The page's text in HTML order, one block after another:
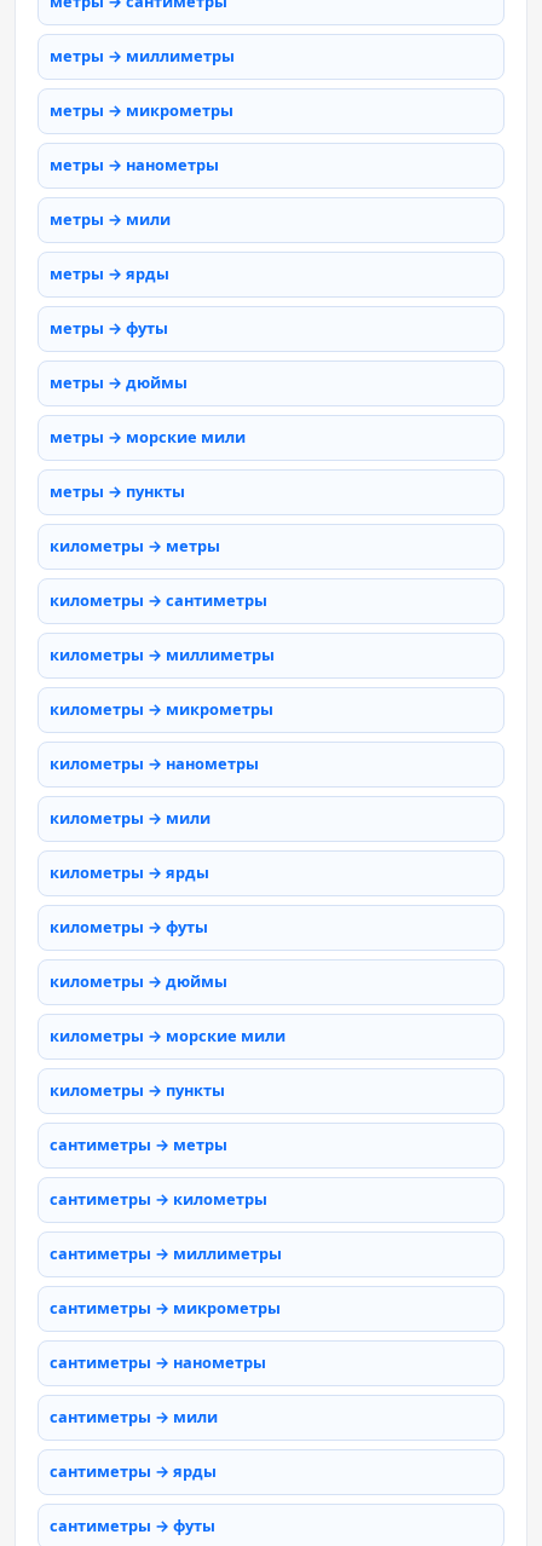
метры → миллиметры
метры → микрометры
метры → нанометры
метры → мили
метры → ярды
метры → футы
метры → дюймы
метры → морские мили
метры → пункты
километры → метры
километры → сантиметры
километры → миллиметры
километры → микрометры
километры → нанометры
километры → мили
километры → ярды
километры → футы
километры → дюймы
километры → морские мили
километры → пункты
сантиметры → метры
сантиметры → километры
сантиметры → миллиметры
сантиметры → микрометры
сантиметры → нанометры
сантиметры → мили
сантиметры → ярды
сантиметры → футы